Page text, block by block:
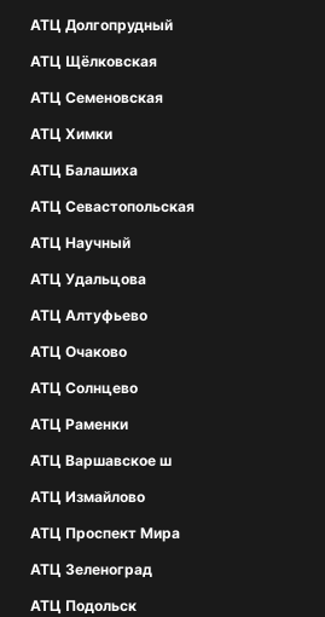
АТЦ Долгопрудный
АТЦ Щёлковская
АТЦ Семеновская
АТЦ Химки
АТЦ Балашиха
АТЦ Севастопольская
АТЦ Научный
АТЦ Удальцова
АТЦ Алтуфьево
АТЦ Очаково
АТЦ Солнцево
АТЦ Раменки
АТЦ Варшавское ш
АТЦ Измайлово
АТЦ Проспект Мира
АТЦ Зеленоград
АТЦ Подольск